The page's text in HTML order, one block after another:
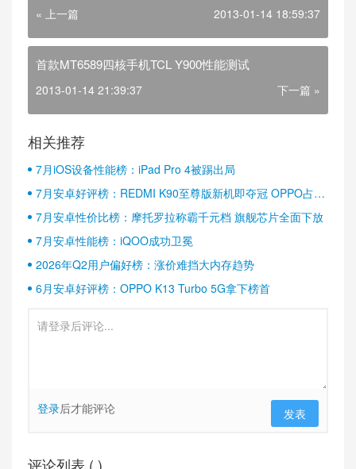
« 上一篇 2013-01-14 18:59:37
首款MT6589四核手机TCL Y900性能测试
2013-01-14 21:39:37 下一篇 »
相关推荐
7月iOS设备性能榜：iPad Pro 4被踢出局
7月安卓好评榜：REDMI K90至尊版新机即夺冠 OPPO占据
半壁江山
7月安卓性价比榜：摩托罗拉称霸千元档 旗舰芯片全面下放
7月安卓性能榜：iQOO成功卫冕
2026年Q2用户偏好榜：涨价难挡大内存趋势
6月安卓好评榜：OPPO K13 Turbo 5G拿下榜首
登录后才能评论 发表
评论列表 ( )